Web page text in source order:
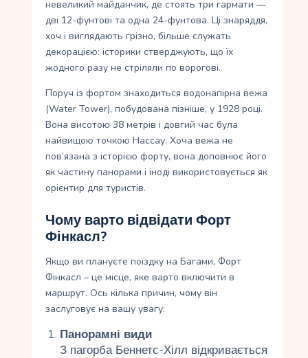
невеликий майданчик, де стоять три гармати —
дві 12-фунтові та одна 24-фунтова. Ці знаряддя,
хоч і виглядають грізно, більше служать
декорацією: історики стверджують, що їх
жодного разу не стріляли по ворогові.
Поруч із фортом знаходиться водонапірна вежа
(Water Tower), побудована пізніше, у 1928 році.
Вона висотою 38 метрів і довгий час була
найвищою точкою Нассау. Хоча вежа не
пов’язана з історією форту, вона доповнює його
як частину панорами і іноді використовується як
орієнтир для туристів.
Чому варто відвідати Форт
Фінкасл?
Якщо ви плануєте поїздку на Багами, Форт
Фінкасл – це місце, яке варто включити в
маршрут. Ось кілька причин, чому він
заслуговує на вашу увагу:
Панорамні види
З пагорба Беннетс-Хілл відкривається